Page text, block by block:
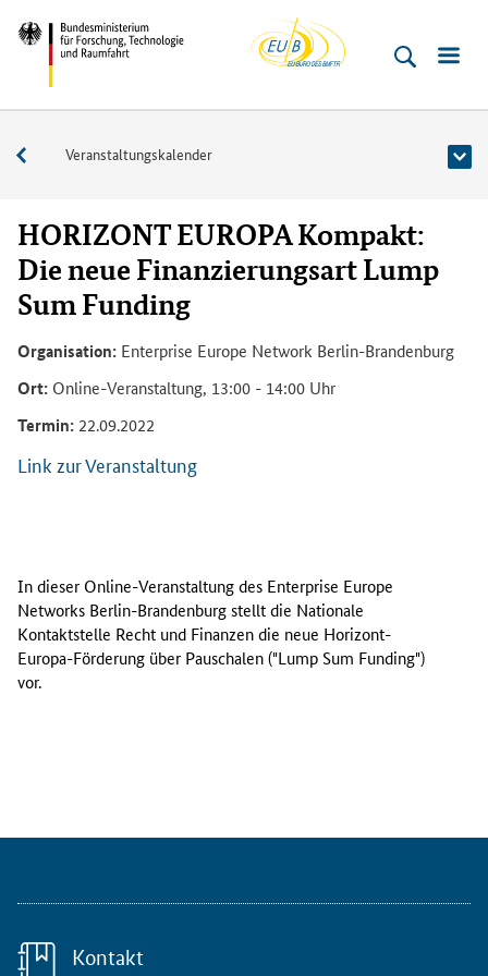
Direkt
zum
Inhalt
(Eingabetaste)
Direkt
zum
Hauptmenu
(Eingabetaste)
Direkt
zur
Suche
(Eingabetaste)
Direkt
zur
Fußleiste
(Enter)
Bundesministerium
Technologie
Raumfahrt
Buero
Veranstaltungen
Veranstaltungskalender
HORIZONT EUROPA Kompakt:
Die neue Finanzierungsart Lump
Sum Funding
Organisation: Enterprise Europe Network Berlin-Brandenburg
Ort: Online-Veranstaltung, 13:00 - 14:00 Uhr
Termin: 22.09.2022
Link zur Veranstaltung
n
d
i
e
s
n
e
r
In dieser Online-Veranstaltung des Enterprise Europe
Networks Berlin-Brandenburg stellt die Nationale
Kontaktstelle Recht und Finanzen die neue Horizont-
Europa-Förderung über Pauschalen ("Lump Sum Funding")
vor.
Kontakt